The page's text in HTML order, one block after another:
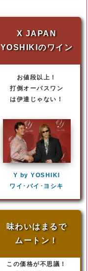
X JAPAN
YOSHIKIのワイン
お値段以上！
打倒オーパスワン
は伊達じゃない！
Y by YOSHIKI
ワイ･バイ･ヨシキ
味わいはまるで
ムートン！
この価格が不思議！